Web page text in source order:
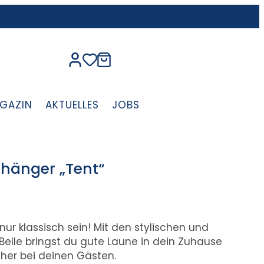
AKTUELLES JOBS
„Tent“
klassisch sein! Mit den stylischen und
bringst du gute Laune in dein Zuhause
bei deinen Gästen.